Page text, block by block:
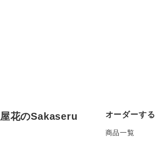
花のSakaseru オーダーする
商品一覧